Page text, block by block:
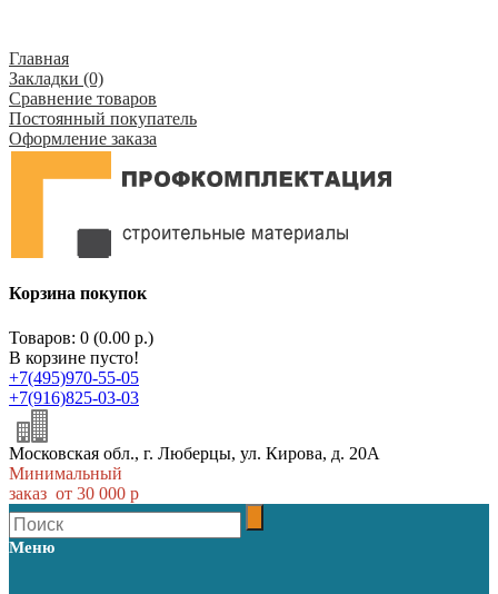
Главная
Закладки (0)
Сравнение товаров
Постоянный покупатель
Оформление заказа
Корзина покупок
Товаров: 0 (0.00 р.)
В корзине пусто!
+7(495)970-55-05
+7(916)825-03-03
Московская обл., г. Люберцы, ул. Кирова, д. 20А
Минимальный
заказ от 30 000 р
Меню